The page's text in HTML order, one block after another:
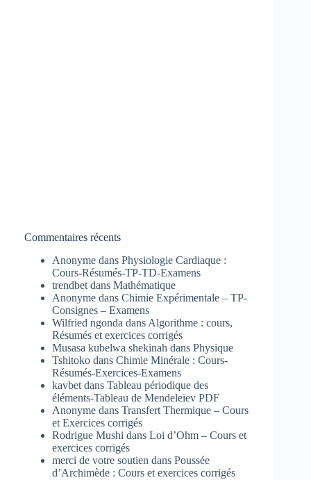
Commentaires récents
Anonyme dans Physiologie Cardiaque :
Cours-Résumés-TP-TD-Examens
trendbet dans Mathématique
Anonyme dans Chimie Expérimentale – TP-
Consignes – Examens
Wilfried ngonda dans Algorithme : cours,
Résumés et exercices corrigés
Musasa kubelwa shekinah dans Physique
Tshitoko dans Chimie Minérale : Cours-
Résumés-Exercices-Examens
kavbet dans Tableau périodique des
éléments-Tableau de Mendeleïev PDF
Anonyme dans Transfert Thermique – Cours
et Exercices corrigés
Rodrigue Mushi dans Loi d’Ohm – Cours et
exercices corrigés
merci de votre soutien dans Poussée
d’Archimède : Cours et exercices corrigés